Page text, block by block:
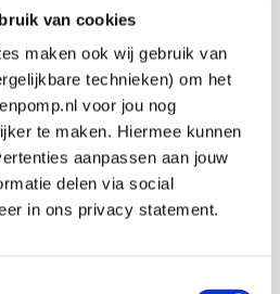
van cookies
maken ook wij gebruik van
technieken) om het
voor jou nog
te maken. Hiermee kunnen
aanpassen aan jouw
delen via social
in ons privacy statement.
praktijktraining van19:00 –
12A, 5262 EP Vught
competenties, zoals het